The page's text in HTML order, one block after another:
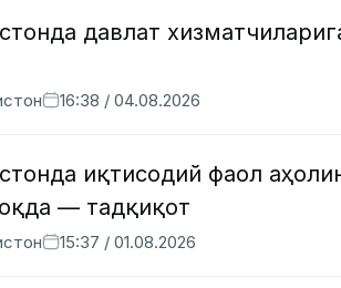
давлат
16:38 / 04.08.2026
иқтисодий фаол
— тадқиқот
15:37 / 01.08.2026